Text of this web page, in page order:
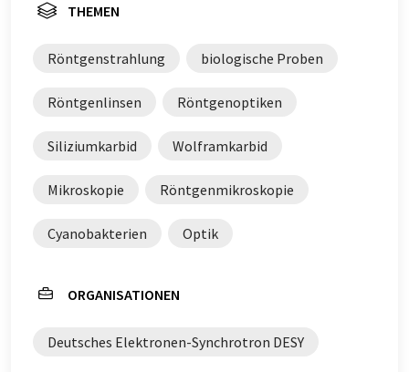
THEMEN
Röntgenstrahlung biologische Proben
Röntgenlinsen Röntgenoptiken
Siliziumkarbid Wolframkarbid
Mikroskopie Röntgenmikroskopie
Cyanobakterien Optik
ORGANISATIONEN
Deutsches Elektronen-Synchrotron DESY